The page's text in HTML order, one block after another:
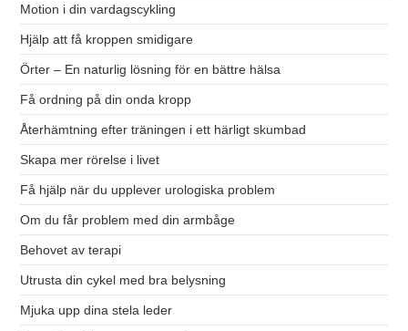
Motion i din vardagscykling
Hjälp att få kroppen smidigare
Örter – En naturlig lösning för en bättre hälsa
Få ordning på din onda kropp
Återhämtning efter träningen i ett härligt skumbad
Skapa mer rörelse i livet
Få hjälp när du upplever urologiska problem
Om du får problem med din armbåge
Behovet av terapi
Utrusta din cykel med bra belysning
Mjuka upp dina stela leder